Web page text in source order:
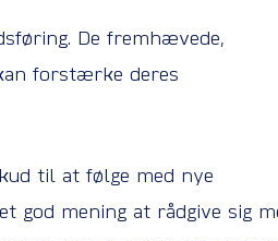
De fremhævede,
forstærke deres
til at følge med nye
god mening at rådgive sig